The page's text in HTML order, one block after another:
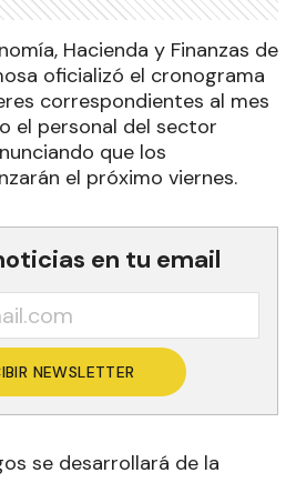
Hacienda y Finanzas de
oficializó el cronograma
correspondientes al mes
el personal del sector
que los
el próximo viernes.
en tu email
NEWSLETTER
se desarrollará de la